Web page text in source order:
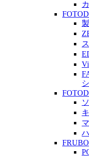
FRUBO